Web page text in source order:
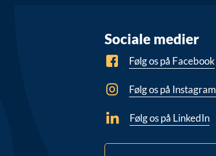
Sociale medier
Følg os på Facebook
Følg os på Instagram
Følg os på LinkedIn